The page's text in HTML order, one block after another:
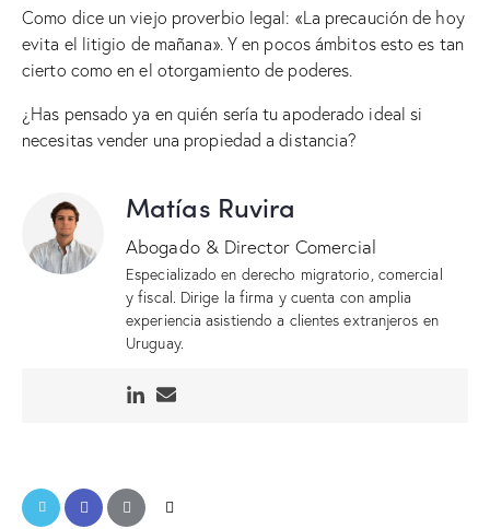
Como dice un viejo proverbio legal: «La precaución de hoy
evita el litigio de mañana». Y en pocos ámbitos esto es tan
cierto como en el otorgamiento de poderes.
¿Has pensado ya en quién sería tu apoderado ideal si
necesitas vender una propiedad a distancia?
Matías Ruvira
Abogado & Director Comercial
Especializado en derecho migratorio, comercial
y fiscal. Dirige la firma y cuenta con amplia
experiencia asistiendo a clientes extranjeros en
Uruguay.